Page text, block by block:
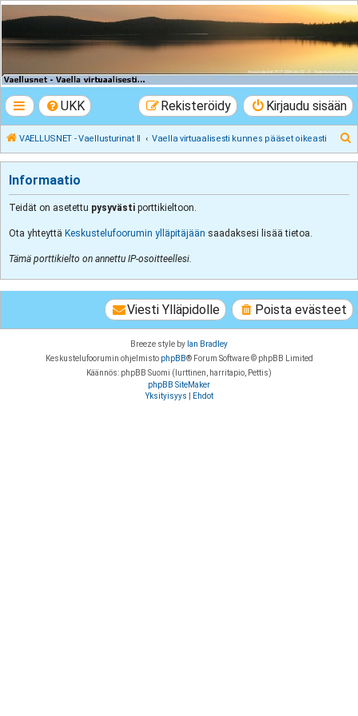
VAELLUSNET -
Vaellusturinat II
UKK Kirjaudu sisään
Rekisteröidy
VAELLUSNET - Vaellusturinat II Vaella virtuaalisesti kunnes pääset oikeasti
Informaatio
Teidät on asetettu pysyvästi porttikieltoon.
Ota yhteyttä Keskustelufoorumin ylläpitäjään saadaksesi lisää tietoa.
Tämä porttikielto on annettu IP-osoitteellesi.
Poista evästeet
Viesti Ylläpidolle
Breeze style by Ian Bradley
Keskustelufoorumin ohjelmisto phpBB® Forum Software © phpBB Limited
Käännös: phpBB Suomi (lurttinen, harritapio, Pettis)
phpBB SiteMaker
Yksityisyys
Ehdot